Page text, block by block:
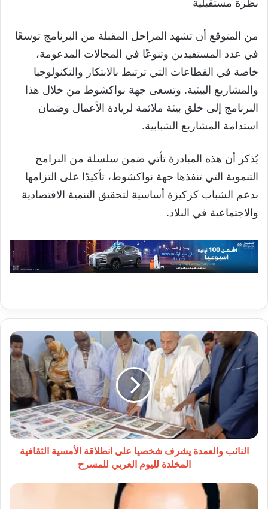
نظرة مستقبلية
من المتوقع أن تشهد المراحل المقبلة من البرنامج توسعًا
في عدد المستفيدين وتنوعًا في المجالات المدعومة،
خاصة في القطاعات التي ترتبط بالابتكار والتكنولوجيا
والمشاريع البيئية. وتسعى جهة نواكشوط من خلال هذا
البرنامج إلى خلق بيئة ملائمة لريادة الأعمال وضمان
استدامة المشاريع الشبابية.
يُذكر أن هذه المبادرة تأتي ضمن سلسلة من البرامج
التنموية التي تنفذها جهة نواكشوط، تأكيدًا على التزامها
بدعم الشباب كركيزة أساسية لتحقيق التنمية الاقتصادية
والاجتماعية في البلاد.
النائب
والعمدة
يشرف
شخصيا
على
انطلاقة
الأمسية
الثقافية
المخلدة
لليومالنائب والعمدة يشرف شخصيا على انطلاقة الأمسية الثقافية
المخلدة لليوم العربي للمسرح
كيف